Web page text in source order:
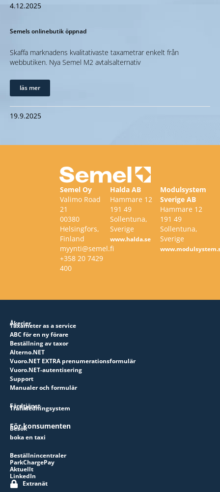
4.12.2025
Semels onlinebutik öppnad
Skaffa marknadens kvalitativaste taxametrar enkelt från
webbutiken. Nya Semel M2 avtalsalternativ
läs mer
19.9.2025
Semel Oy
Valimo Road
21
00380
Helsingfors,
Finland
myynti@semel.fi
+358 20 7429
400
Halda AB
Hammare 12
191 49
Sollentuna,
Sverige
www.halda.se
Modulsystem
Sverige AB
Hammare 12
191 49
Sollentuna,
Sverige
Åkerier
Taxameter as a service
ABC för en ny förare
Beställning av taxor
Alterno.NET
Vuoro.NET EXTRA prenumerationsformulär
Vuoro.NET-autentisering
Support
Manualer och formulär
Färdtjänst
Trafikledningsystem
För konsumenten
Besök
boka en taxi
Beställnincentraler
ParkChargePay
Aktuellt
LinkedIn
Extranät